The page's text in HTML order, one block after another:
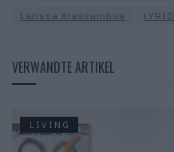
Larissa Kiassumbua
LYRIQ
VERWANDTE ARTIKEL
LIVING